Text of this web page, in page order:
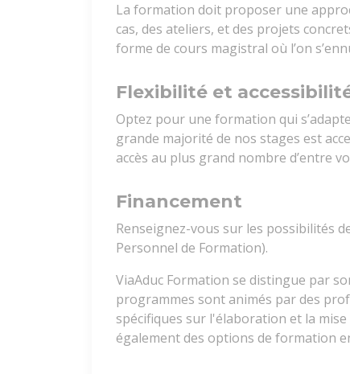
La formation doit proposer une
cas, des ateliers, et des projets
forme de cours magistral où l’on
Flexibilité et
Optez pour une formation qui
grande majorité de nos stages est
accès au plus grand nombre d’entre
Financement
Renseignez-vous sur les possibilités
Personnel de Formation).
ViaAduc Formation se distingue par
programmes sont animés par des
spécifiques sur l'élaboration et la
également des options de formation